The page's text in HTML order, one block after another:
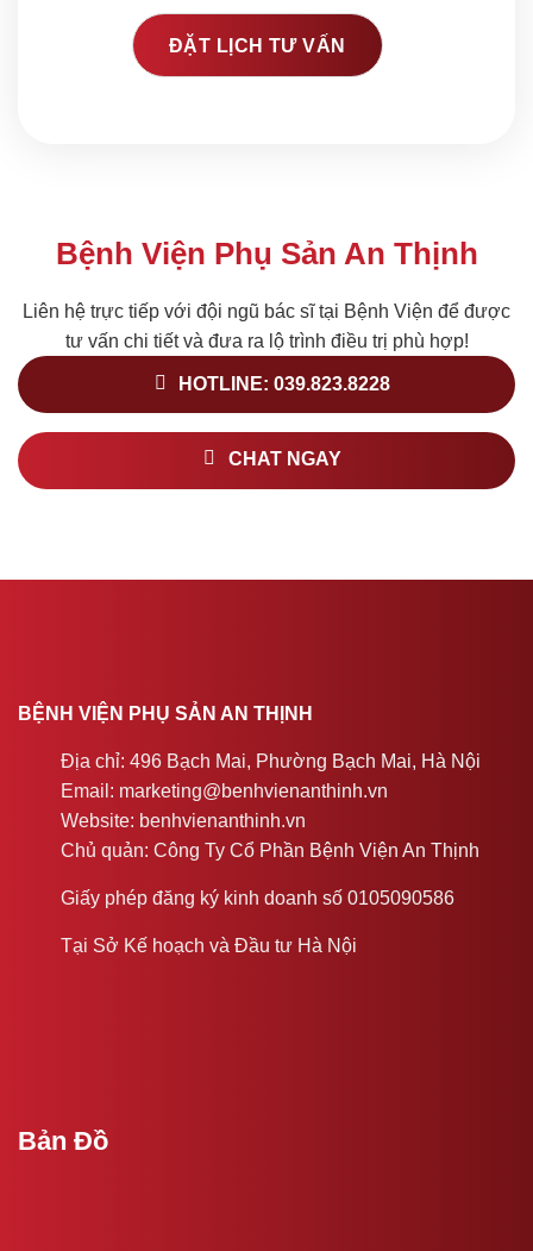
Bệnh Viện Phụ Sản An Thịnh
Liên hệ trực tiếp với đội ngũ bác sĩ tại Bệnh Viện để được
tư vấn chi tiết và đưa ra lộ trình điều trị phù hợp!
HOTLINE: 039.823.8228
CHAT NGAY
BỆNH VIỆN PHỤ SẢN AN THỊNH
Địa chỉ: 496 Bạch Mai, Phường Bạch Mai, Hà Nội
Email: marketing@benhvienanthinh.vn
Website: benhvienanthinh.vn
Chủ quản: Công Ty Cổ Phần Bệnh Viện An Thịnh
Giấy phép đăng ký kinh doanh số 0105090586
Tại Sở Kế hoạch và Đầu tư Hà Nội
Bản Đồ